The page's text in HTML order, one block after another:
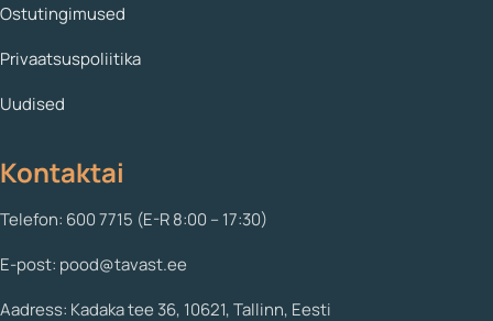
Ostutingimused
Privaatsuspoliitika
Uudised
Kontaktai
Telefon: 600 7715 (E-R 8:00 – 17:30)
E-post: pood@tavast.ee
Aadress: Kadaka tee 36, 10621, Tallinn, Eesti